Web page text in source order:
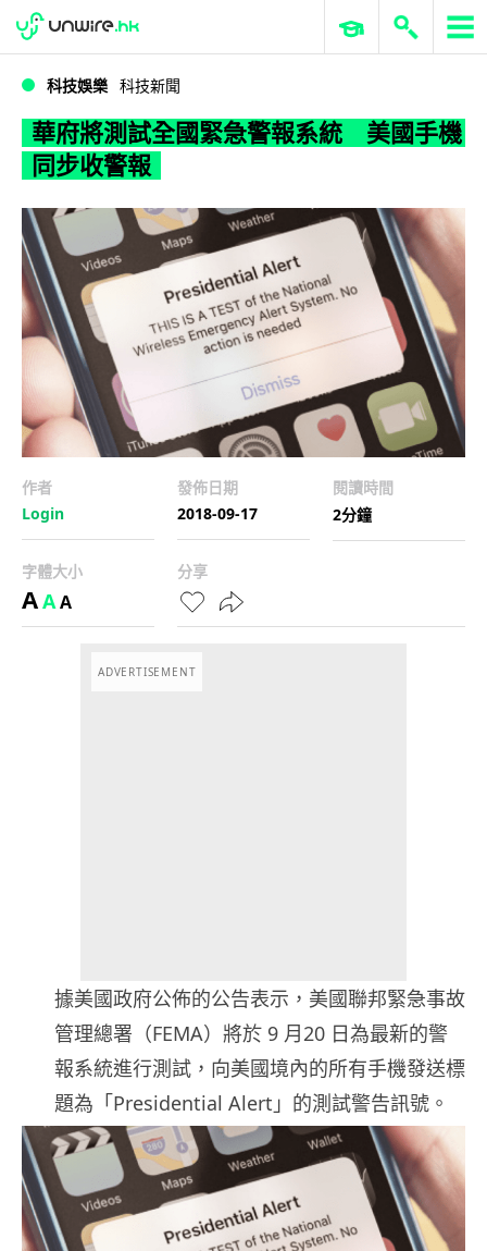
WWDC 2026 ERP 與商業 AI
科技娛樂 科技新聞
華府將測試全國緊急警報系統 美國手機
同步收警報
作者
Login
發佈日期
2018-09-17
閱讀時間
2分鐘
字體大小
AAA
分享
ADVERTISEMENT
據美國政府公佈的公告表示，美國聯邦緊急事故
管理總署（FEMA）將於 9 月20 日為最新的警
報系統進行測試，向美國境內的所有手機發送標
題為「Presidential Alert」的測試警告訊號。